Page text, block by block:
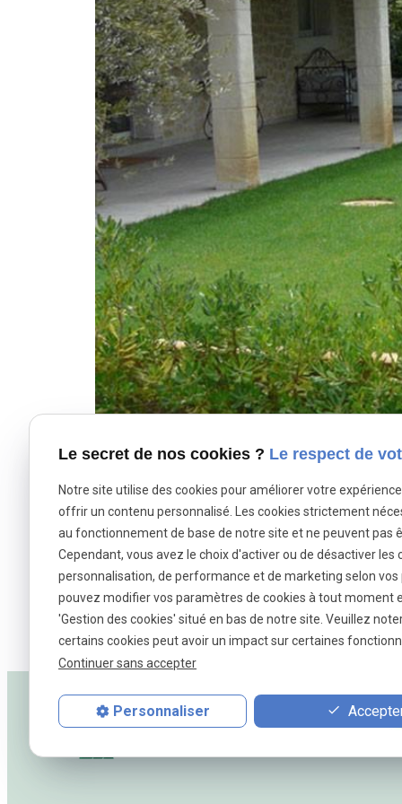
Le secret de nos cookies ? Le respect de
Notre site utilise des cookies pour améliorer votre
offrir un contenu personnalisé. Les cookies strictement
au fonctionnement de base de notre site et ne peuvent pas
Cependant, vous avez le choix d'activer ou de désactiver les
personnalisation, de performance et de marketing selon vos
pouvez modifier vos paramètres de cookies à tout moment
'Gestion des cookies' situé en bas de notre site. Veuillez
certains cookies peut avoir un impact sur certaines
Continuer sans accepter
Personnaliser